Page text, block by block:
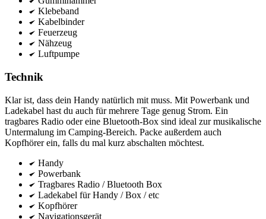
Klebeband
Kabelbinder
Feuerzeug
Nähzeug
Luftpumpe
Technik
Klar ist, dass dein Handy natürlich mit muss. Mit Powerbank und
Ladekabel hast du auch für mehrere Tage genug Strom. Ein
tragbares Radio oder eine Bluetooth-Box sind ideal zur musikalische
Untermalung im Camping-Bereich. Packe außerdem auch
Kopfhörer ein, falls du mal kurz abschalten möchtest.
Handy
Powerbank
Tragbares Radio / Bluetooth Box
Ladekabel für Handy / Box / etc
Kopfhörer
Navigationsgerät